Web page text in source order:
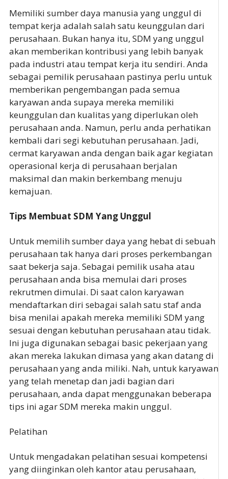
Memiliki sumber daya manusia yang unggul di
tempat kerja adalah salah satu keunggulan dari
perusahaan. Bukan hanya itu, SDM yang unggul
akan memberikan kontribusi yang lebih banyak
pada industri atau tempat kerja itu sendiri. Anda
sebagai pemilik perusahaan pastinya perlu untuk
memberikan pengembangan pada semua
karyawan anda supaya mereka memiliki
keunggulan dan kualitas yang diperlukan oleh
perusahaan anda. Namun, perlu anda perhatikan
kembali dari segi kebutuhan perusahaan. Jadi,
cermat karyawan anda dengan baik agar kegiatan
operasional kerja di perusahaan berjalan
maksimal dan makin berkembang menuju
kemajuan.
Tips Membuat SDM Yang Unggul
Untuk memilih sumber daya yang hebat di sebuah
perusahaan tak hanya dari proses perkembangan
saat bekerja saja. Sebagai pemilik usaha atau
perusahaan anda bisa memulai dari proses
rekrutmen dimulai. Di saat calon karyawan
mendaftarkan diri sebagai salah satu staf anda
bisa menilai apakah mereka memiliki SDM yang
sesuai dengan kebutuhan perusahaan atau tidak.
Ini juga digunakan sebagai basic pekerjaan yang
akan mereka lakukan dimasa yang akan datang di
perusahaan yang anda miliki. Nah, untuk karyawan
yang telah menetap dan jadi bagian dari
perusahaan, anda dapat menggunakan beberapa
tips ini agar SDM mereka makin unggul.
Pelatihan
Untuk mengadakan pelatihan sesuai kompetensi
yang diinginkan oleh kantor atau perusahaan,